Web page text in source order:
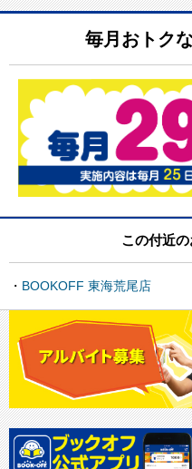
毎月おトク
この付近の
BOOKOFF 東海荒尾店